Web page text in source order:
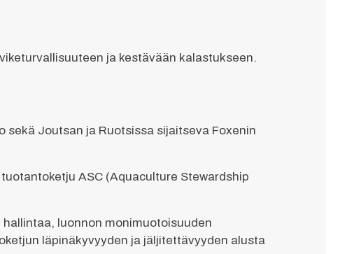
ja kestävään kalastukseen.
sekä Joutsan ja Ruotsissa sijaitseva Foxenin
ASC (Aquaculture Stewardship
luonnon monimuotoisuuden
läpinäkyvyyden ja jäljitettävyyden alusta